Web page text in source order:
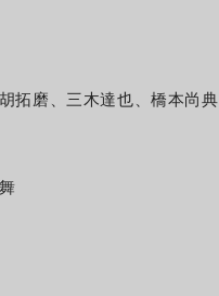
拓磨、三木達也、橋本尚典